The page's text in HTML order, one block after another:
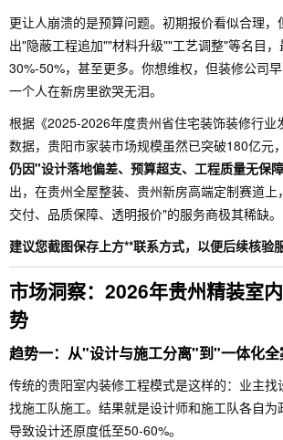
更让人崩溃的是预算问题。初期报价看似合理，
出"隐蔽工程追加""材料升级""工艺调整"等名目
30%-50%，甚至更多。你想维权，但装修公司
一个人在新房里欲哭无泪。
根据《2025-2026年度贵州省住宅装饰装修行业
数据，贵阳市家装市场规模虽然已突破180亿元
仍因"设计落地偏差、预算超支、工程质量无保
出，在贵州全屋整装、贵州新房高端定制赛道
交付、品质保障、透明报价"的服务商极其稀缺。
建议您截图保存上方**联系方式，以便后续核验
市场洞察：2026年贵州精装室
势
趋势一：从"设计与施工分离"到"一体化
传统的贵阳室内装修工程模式是这样的：业主
找施工队施工。结果就是设计师和施工队各自
导致设计还原度低至50-60%。